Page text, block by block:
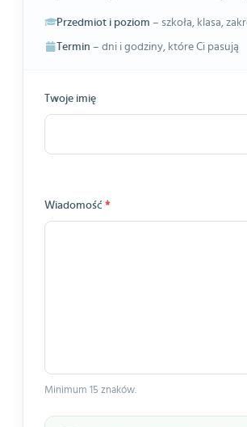
Przedmiot i poziom – szkoła, klasa,
Termin – dni i godziny, które Ci pasują
Twoje imię
Wiadomość *
Minimum 15 znaków.